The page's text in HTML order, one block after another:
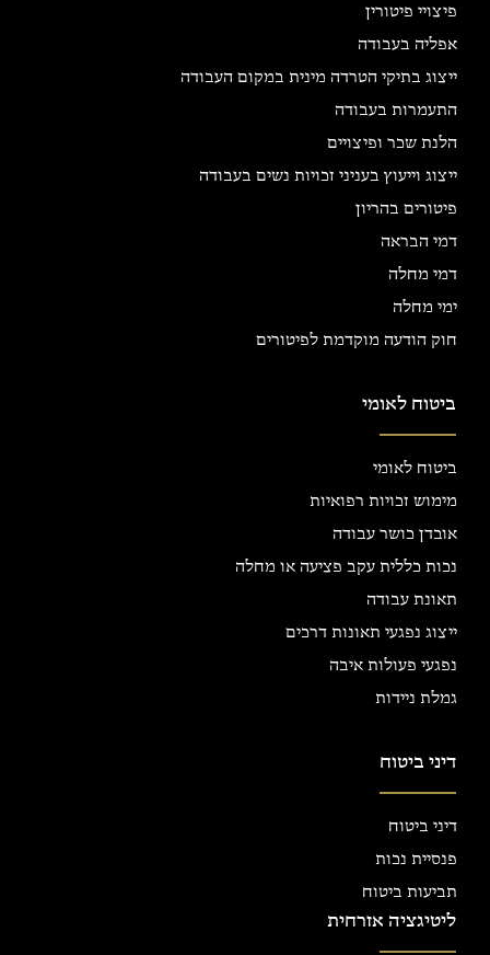
פיצויי פיטורין
אפליה בעבודה
ייצוג בתיקי הטרדה מינית במקום העבודה
התעמרות בעבודה
הלנת שכר ופיצויים
ייצוג וייעוץ בעניני זכויות נשים בעבודה
פיטורים בהריון
דמי הבראה
דמי מחלה
ימי מחלה
חוק הודעה מוקדמת לפיטורים
ביטוח לאומי
ביטוח לאומי
מימוש זכויות רפואיות
אובדן כושר עבודה
נכות כללית עקב פציעה או מחלה
תאונת עבודה
ייצוג נפגעי תאונות דרכים
נפגעי פעולות איבה
גמלת ניידות
דיני ביטוח
דיני ביטוח
פנסיית נכות
תביעות ביטוח
ליטיגציה אזרחית